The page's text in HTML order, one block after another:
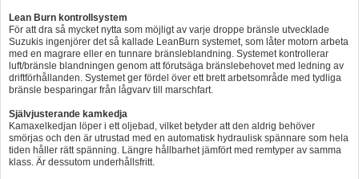
Lean Burn kontrollsystem
För att dra så mycket nytta som möjligt av varje droppe bränsle utvecklade
Suzukis ingenjörer det så kallade LeanBurn systemet, som låter motorn arbeta
med en magrare eller en tunnare bränsleblandning. Systemet kontrollerar
luft/bränsle blandningen genom att förutsäga bränslebehovet med ledning av
driftförhållanden. Systemet ger fördel över ett brett arbetsområde med tydliga
bränsle besparingar från lågvarv till marschfart.
Självjusterande kamkedja
Kamaxelkedjan löper i ett oljebad, vilket betyder att den aldrig behöver
smörjas och den är utrustad med en automatisk hydraulisk spännare som hela
tiden håller rätt spänning. Längre hållbarhet jämfört med remtyper av samma
klass. Är dessutom underhållsfritt.